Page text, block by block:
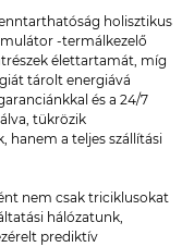
holisztikus
-termálkezelő
élettartamát, míg
tárolt energiává
és a 24/7
tükrözik
hanem a teljes szállítási
nem csak triciklusokat
hálózatunk,
prediktív